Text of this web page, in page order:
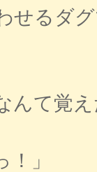
せるダ
んて覚え
」